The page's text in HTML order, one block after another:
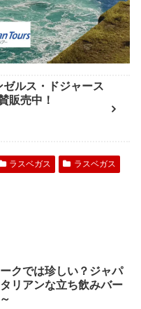
ルス・ドジャース
販売中！
ラスベガス
ラスベガス
クでは珍しい？ジャパ
リアンな立ち飲みバー